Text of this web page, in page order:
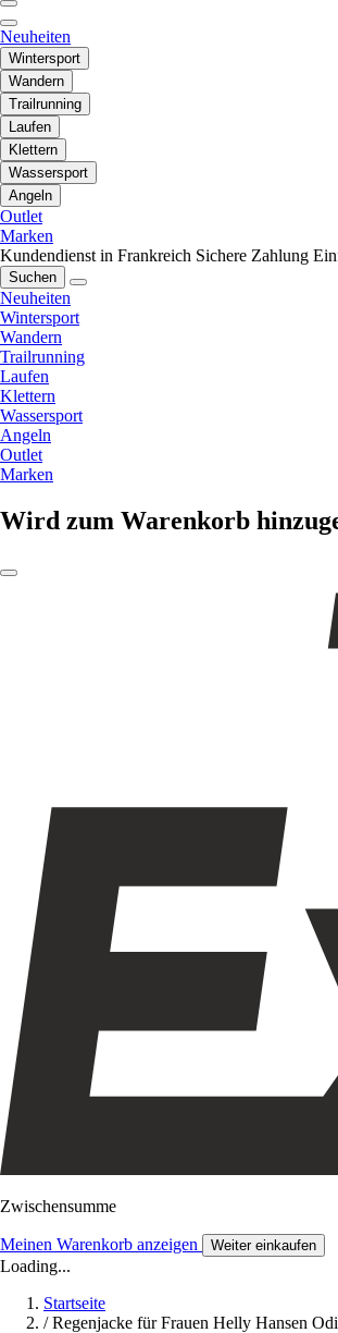
Neuheiten
Wintersport
Wandern
Trailrunning
Laufen
Klettern
Wassersport
Angeln
Outlet
Marken
Kundendienst in Frankreich Sichere Zahlung
Suchen
Neuheiten
Wintersport
Wandern
Trailrunning
Laufen
Klettern
Wassersport
Angeln
Outlet
Marken
Wird zum Warenkorb
Zwischensumme
Meinen Warenkorb anzeigen Weiter einkaufen
Loading...
Startseite
/ Regenjacke für Frauen Helly Hansen